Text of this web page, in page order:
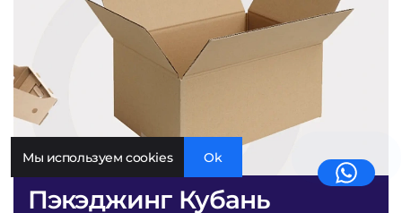
Пэкэджинг Кубань
Мы используем cookies Ok